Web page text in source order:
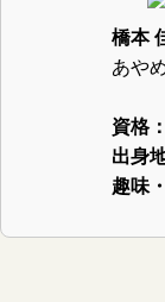
橋本
あや
資格：
出身
趣味